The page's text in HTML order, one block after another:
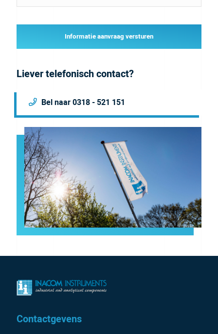
Informatie aanvraag versturen
Liever telefonisch contact?
Bel naar 0318 - 521 151
Contactgevens